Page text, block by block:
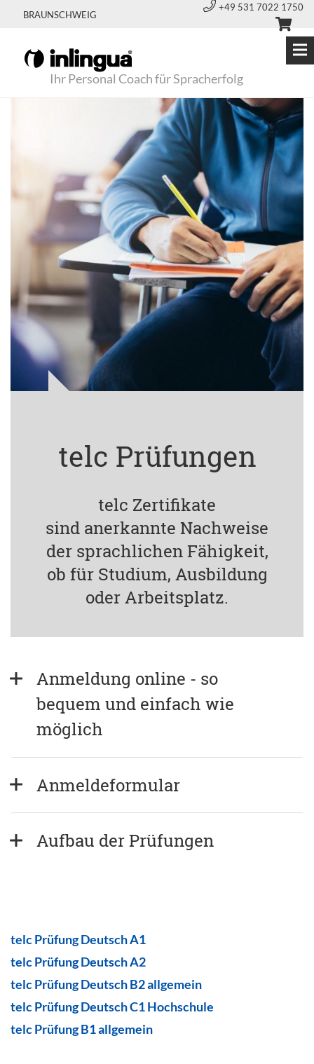
BRAUNSCHWEIG
+49 531 7022 1750
Ihr Personal Coach für Spracherfolg
telc Prüfungen
telc Zertifikate
sind anerkannte Nachweise
der sprachlichen Fähigkeit,
ob für Studium, Ausbildung
oder Arbeitsplatz.
Anmeldung online - so
bequem und einfach wie
möglich
Anmeldeformular
Aufbau der Prüfungen
telc Prüfung Deutsch A1
telc Prüfung Deutsch A2
telc Prüfung Deutsch B2 allgemein
telc Prüfung Deutsch C1 Hochschule
telc Prüfung B1 allgemein